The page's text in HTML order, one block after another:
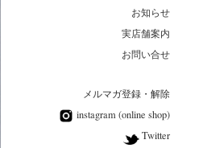
お知らせ
実店舗案内
お問い合せ
メルマガ登録・解除
instagram (online shop)
Twitter